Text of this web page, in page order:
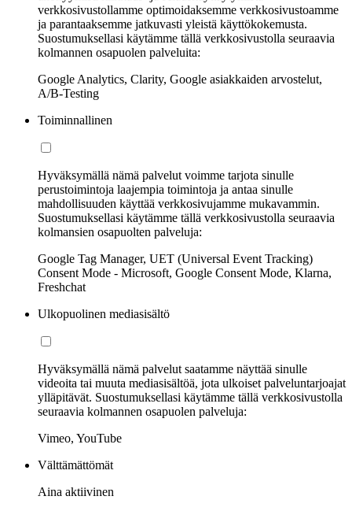
verkkosivustollamme optimoidaksemme verkkosivustoamme
ja parantaaksemme jatkuvasti yleistä käyttökokemusta.
Suostumuksellasi käytämme tällä verkkosivustolla seuraavia
kolmannen osapuolen palveluita:
Google Analytics, Clarity, Google asiakkaiden arvostelut,
A/B-Testing
Toiminnallinen
Hyväksymällä nämä palvelut voimme tarjota sinulle
perustoimintoja laajempia toimintoja ja antaa sinulle
mahdollisuuden käyttää verkkosivujamme mukavammin.
Suostumuksellasi käytämme tällä verkkosivustolla seuraavia
kolmansien osapuolten palveluja:
Google Tag Manager, UET (Universal Event Tracking)
Consent Mode - Microsoft, Google Consent Mode, Klarna,
Freshchat
Ulkopuolinen mediasisältö
Hyväksymällä nämä palvelut saatamme näyttää sinulle
videoita tai muuta mediasisältöä, jota ulkoiset palveluntarjoajat
ylläpitävät. Suostumuksellasi käytämme tällä verkkosivustolla
seuraavia kolmannen osapuolen palveluja:
Vimeo, YouTube
Välttämättömät
Aina aktiivinen